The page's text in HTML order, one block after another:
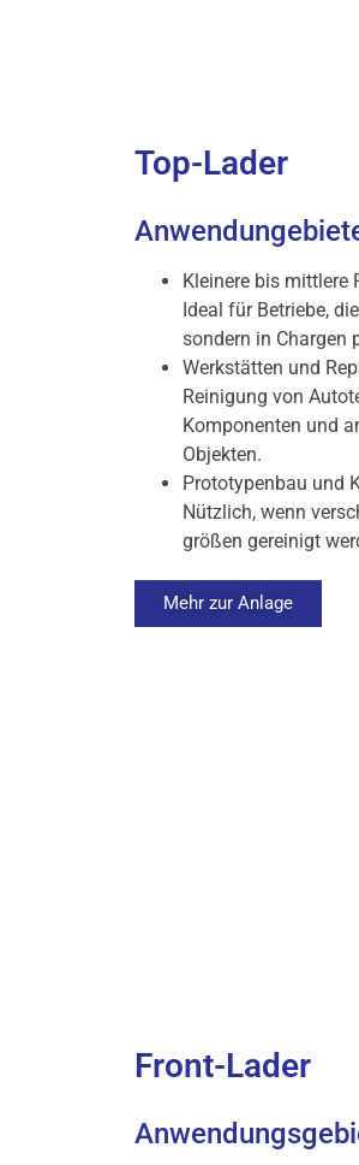
Top-Lader
Kleinere bis mittlere
Ideal für Betriebe,
sondern in Chargen
Werkstätten und
Reinigung von
Komponenten und
Objekten.
Prototypenbau und
Nützlich, wenn
größen gereinigt
Mehr zur Anlage
Front-Lader